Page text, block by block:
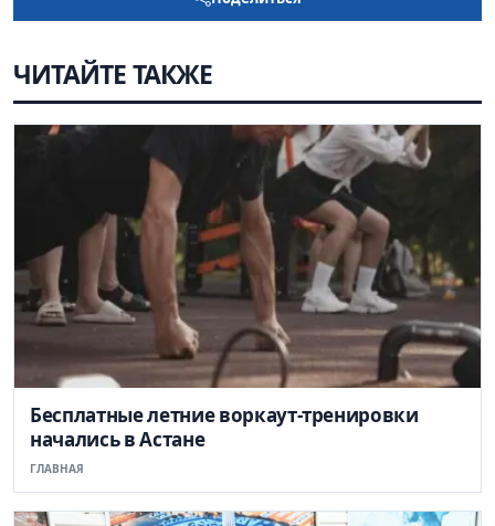
ЧИТАЙТЕ ТАКЖЕ
Бесплатные летние воркаут-тренировки
начались в Астане
ГЛАВНАЯ